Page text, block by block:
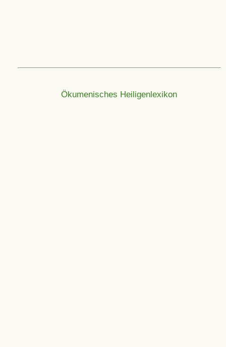
Ökumenisches Heiligenlexikon